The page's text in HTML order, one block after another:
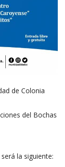
de Colonia
del Bochas
la siguiente: